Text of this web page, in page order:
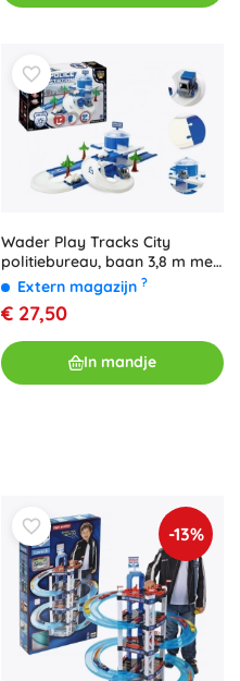
Wader Play Tracks City
politiebureau, baan 3,8 m met
3 autootjes
Extern magazijn ?
€ 27,50
In mandje
-13%